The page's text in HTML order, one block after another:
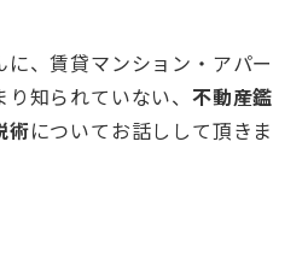
、賃貸マンション・アパー
り知られていない、不動産鑑
術についてお話しして頂きま